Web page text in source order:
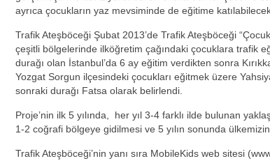
ayrıca çocukların yaz mevsiminde de eğitime
Trafik Ateşböceği Şubat 2013’de Trafik Ateşböceği
çeşitli bölgelerinde ilköğretim çağındaki çocuklara trafik
durağı olan İstanbul’da 6 ay eğitim verdikten sonra
Yozgat Sorgun ilçesindeki çocukları eğitmek üzere
sonraki durağı Fatsa olarak belirlendi.
Proje’nin ilk 5 yılında, her yıl 3-4 farklı ilde bulunan
1-2 coğrafi bölgeye gidilmesi ve 5 yılın sonunda
Trafik Ateşböceği’nin yanı sıra MobileKids web sitesi